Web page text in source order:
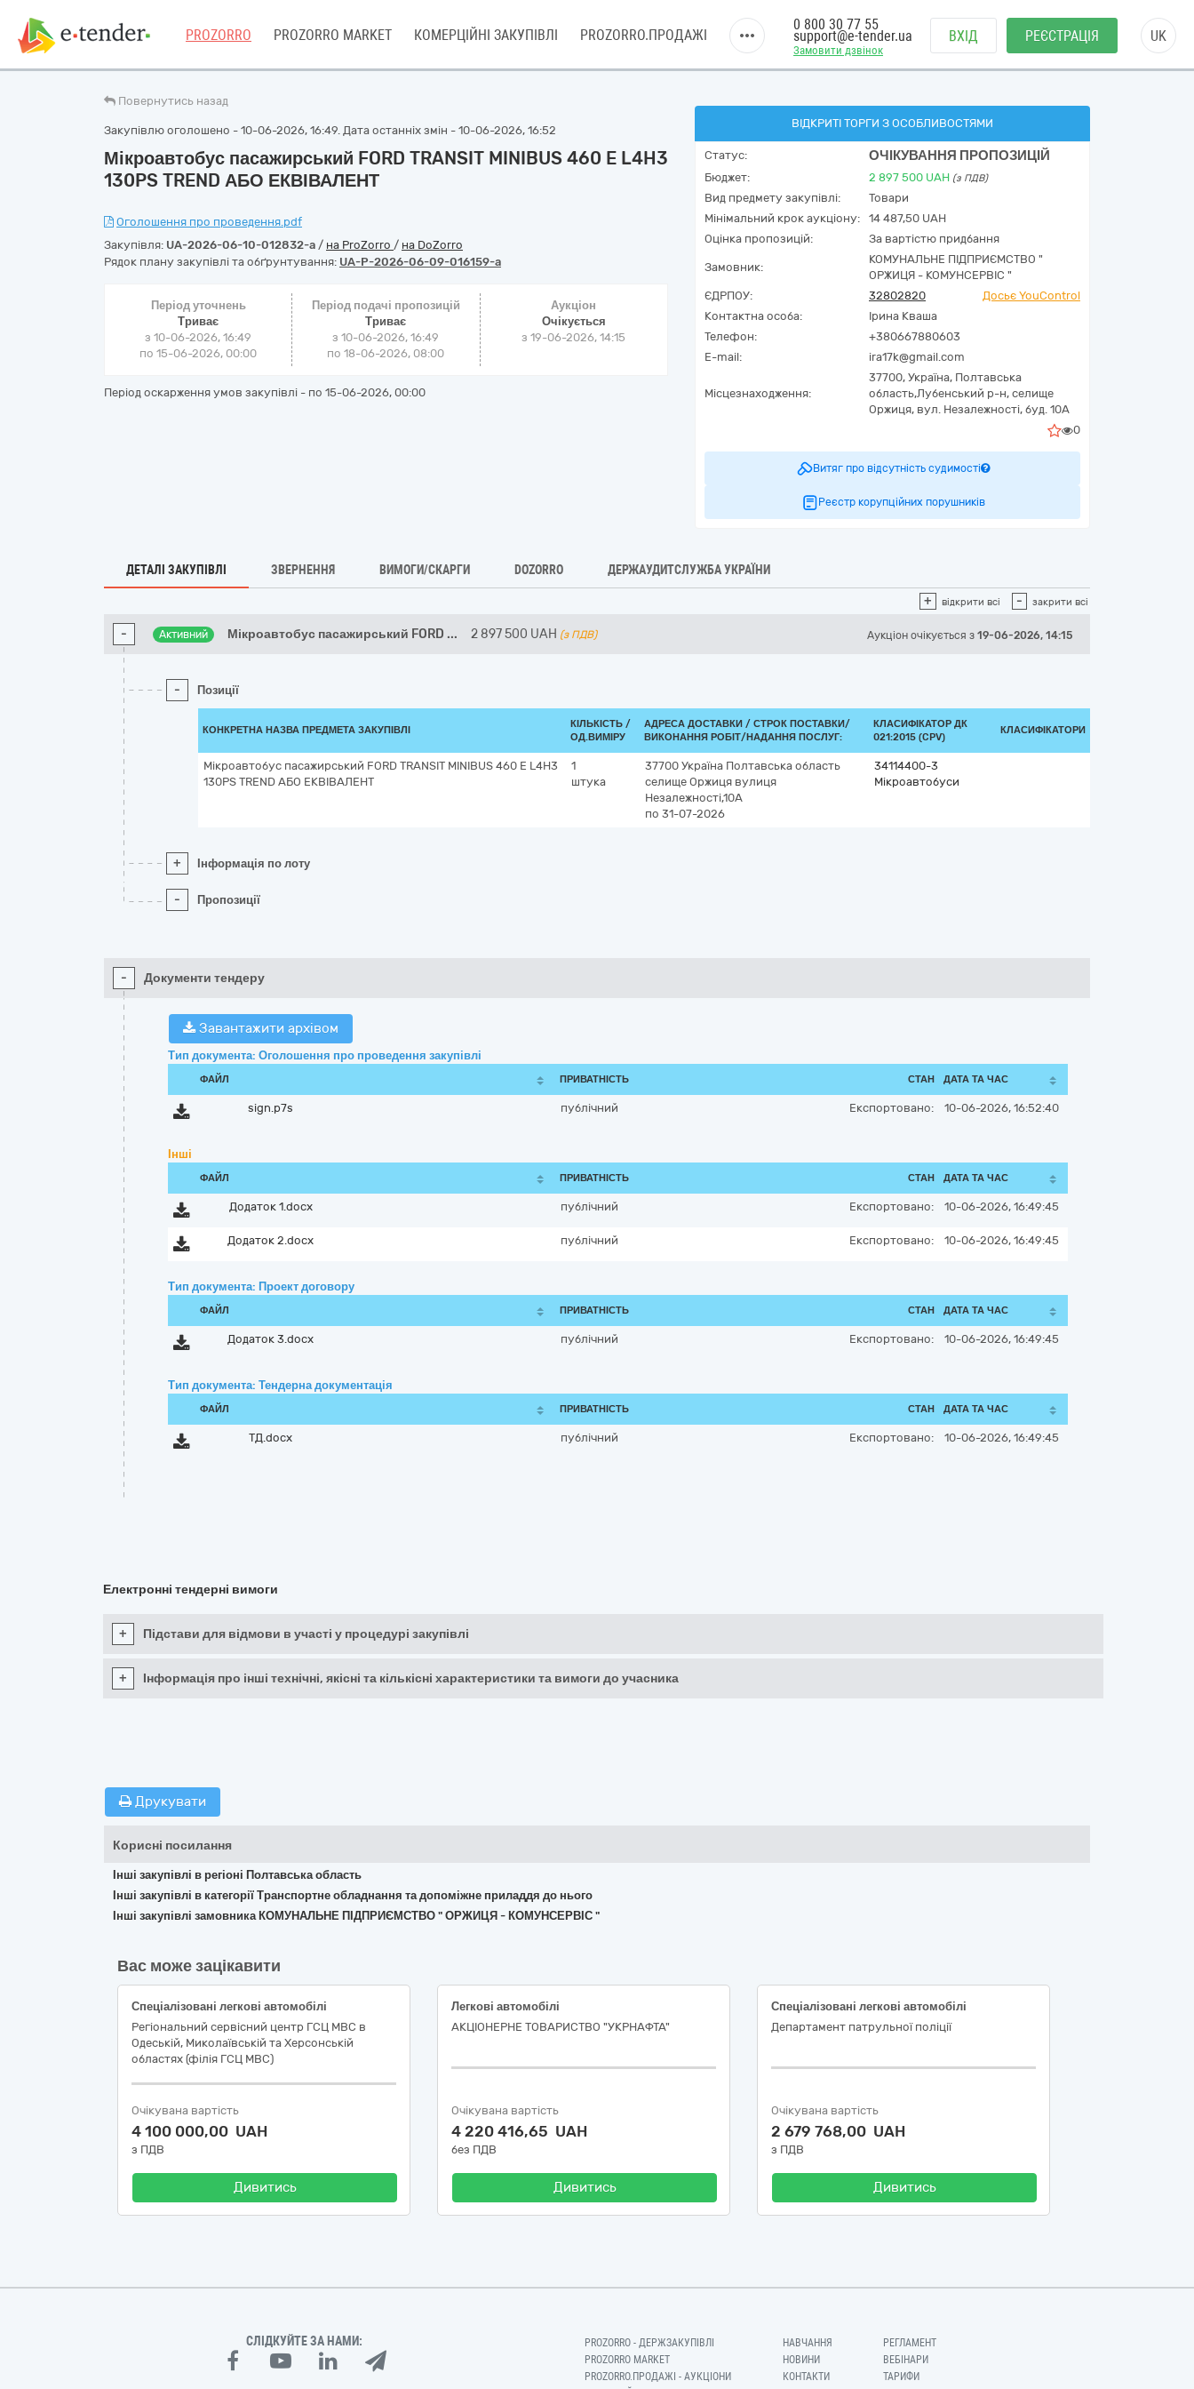
PROZORRO PROZORRO MARKET КОМЕРЦІЙНІ ЗАКУПІВЛІ PROZORRO.ПРОДАЖІ
Замовити дзвінок
0 800 30 77 55
support@e-tender.ua ВХІД РЕЄСТРАЦІЯ UK
Повернутись назад
Закупівлю оголошено - 10-06-2026, 16:49. Дата останніх змін - 10-06-2026, 16:52
Мікроавтобус пасажирський FORD TRANSIT MINIBUS 460 E L4H3
130PS TREND АБО ЕКВІВАЛЕНТ
Оголошення про проведення.pdf
Закупівля: UA-2026-06-10-012832-a / на ProZorro / на DoZorro
Рядок плану закупівлі та обґрунтування: UA-P-2026-06-09-016159-a
Період уточнень
Триває
з 10-06-2026, 16:49
по 15-06-2026, 00:00
Період подачі пропозицій
Триває
з 10-06-2026, 16:49
по 18-06-2026, 08:00
Аукціон
Очікується
з19-06-2026, 14:15
Період оскарження умов закупівлі - по 15-06-2026, 00:00
ВІДКРИТІ ТОРГИ З ОСОБЛИВОСТЯМИ
Статус: ОЧІКУВАННЯ ПРОПОЗИЦІЙ
Бюджет: 2 897 500 UAH (з ПДВ)
Вид предмету закупівлі:
Товари
Мінімальний крок аукціону:
14 487,50 UAH
Оцінка пропозицій:
За вартістю придбання
Замовник:
КОМУНАЛЬНЕ ПІДПРИЄМСТВО "
ОРЖИЦЯ - КОМУНСЕРВІС "
ЄДРПОУ:
32802820
Досьє YouControl
Контактна особа:
Ірина Кваша
Телефон:
+380667880603
E-mail:
ira17k@gmail.com
Місцезнаходження:
37700, Україна, Полтавська
область,Лубенський р-н, селище
Оржиця, вул. Незалежності, буд. 10А
0
Витяг про відсутність судимості
Реєстр корупційних порушників
ДЕТАЛІ ЗАКУПІВЛІ ЗВЕРНЕННЯ ВИМОГИ/СКАРГИ DOZORRO ДЕРЖАУДИТСЛУЖБА УКРАЇНИ
+ відкрити всі - закрити всі
- Активний Мікроавтобус пасажирський FORD ... 2 897 500 UAH (з ПДВ) Аукціон очікується з 19-06-2026, 14:15
- Позиції
КОНКРЕТНА НАЗВА ПРЕДМЕТА ЗАКУПІВЛІ
КІЛЬКІСТЬ /
ОД.ВИМІРУ
АДРЕСА ДОСТАВКИ / СТРОК ПОСТАВКИ/
ВИКОНАННЯ РОБІТ/НАДАННЯ ПОСЛУГ:
КЛАСИФІКАТОР ДК
021:2015 (CPV)
КЛАСИФІКАТОРИ
Мікроавтобус пасажирський FORD TRANSIT MINIBUS 460 E L4H3
130PS TREND АБО ЕКВІВАЛЕНТ
1
штука
37700 Україна Полтавська область
селище Оржиця вулиця
Незалежності,10А
по 31-07-2026
34114400-3
Мікроавтобуси
+ Інформація по лоту
- Пропозиції
- Документи тендеру
Завантажити архівом
Тип документа: Оголошення про проведення закупівлі
ФАЙЛ ПРИВАТНІСТЬ СТАН ДАТА ТА ЧАС
sign.p7s публічний Експортовано: 10-06-2026, 16:52:40
Інші
ФАЙЛ ПРИВАТНІСТЬ СТАН ДАТА ТА ЧАС
Додаток 1.docx публічний Експортовано: 10-06-2026, 16:49:45
Додаток 2.docx публічний Експортовано: 10-06-2026, 16:49:45
Тип документа: Проект договору
ФАЙЛ ПРИВАТНІСТЬ СТАН ДАТА ТА ЧАС
Додаток 3.docx публічний Експортовано: 10-06-2026, 16:49:45
Тип документа: Тендерна документація
ФАЙЛ ПРИВАТНІСТЬ СТАН ДАТА ТА ЧАС
ТД.docx публічний Експортовано: 10-06-2026, 16:49:45
Електронні тендерні вимоги
+ Підстави для відмови в участі у процедурі закупівлі
+ Інформація про інші технічні, якісні та кількісні характеристики та вимоги до учасника
Друкувати
Корисні посилання
Інші закупівлі в регіоні Полтавська область
Інші закупівлі в категорії Транспортне обладнання та допоміжне приладдя до нього
Інші закупівлі замовника КОМУНАЛЬНЕ ПІДПРИЄМСТВО " ОРЖИЦЯ - КОМУНСЕРВІС "
Вас може зацікавити
Спеціалізовані легкові автомобілі
Регіональний сервісний центр ГСЦ МВС в
Одеській, Миколаївській та Херсонській
областях (філія ГСЦ МВС)
Очікувана вартість
4 100 000,00 UAH
з ПДВ
Дивитись
Легкові автомобілі
АКЦІОНЕРНЕ ТОВАРИСТВО "УКPНAФТА"
Очікувана вартість
4 220 416,65 UAH
без ПДВ
Дивитись
Спеціалізовані легкові автомобілі
Департамент патрульної поліції
Очікувана вартість
2 679 768,00 UAH
з ПДВ
Дивитись
СЛІДКУЙТЕ ЗА НАМИ:
PROZORRO - ДЕРЖЗАКУПІВЛІ
PROZORRO MARKET
PROZORRO.ПРОДАЖІ - АУКЦІОНИ
НАВЧАННЯ
НОВИНИ
КОНТАКТИ
РЕГЛАМЕНТ
ВЕБІНАРИ
ТАРИФИ